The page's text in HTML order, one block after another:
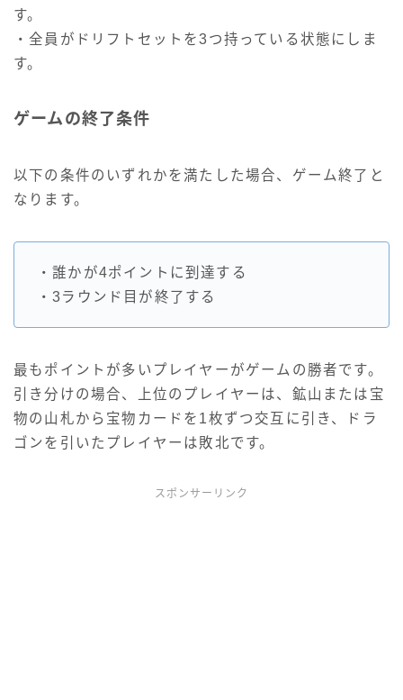
す。
・全員がドリフトセットを3つ持っている状態にしま
す。
ゲームの終了条件
以下の条件のいずれかを満たした場合、ゲーム終了と
なります。
・誰かが4ポイントに到達する
・3ラウンド目が終了する
最もポイントが多いプレイヤーがゲームの勝者です。
引き分けの場合、上位のプレイヤーは、鉱山または宝
物の山札から宝物カードを1枚ずつ交互に引き、ドラ
ゴンを引いたプレイヤーは敗北です。
スポンサーリンク